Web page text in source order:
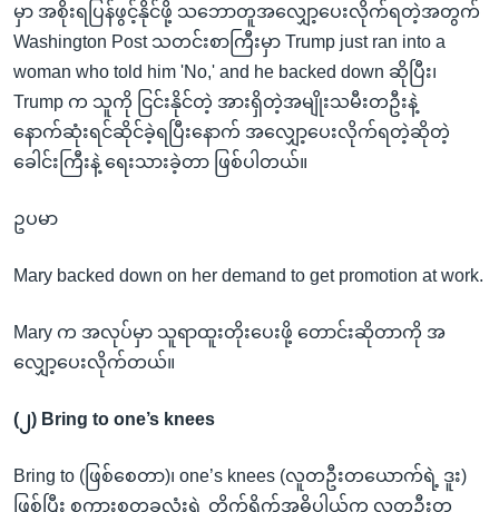
မှာ အစိုးရပြန်ဖွင့်နိုင်ဖို့ သဘောတူအလျှော့ပေးလိုက်ရတဲ့အတွက်
Washington Post သတင်းစာကြီးမှာ Trump just ran into a
woman who told him 'No,' and he backed down ဆိုပြီး၊
Trump က သူကို ငြင်းနိုင်တဲ့ အားရှိတဲ့အမျိုးသမီးတဦးနဲ့
နောက်ဆုံးရင်ဆိုင်ခဲ့ရပြီးနောက် အလျှော့ပေးလိုက်ရတဲ့ဆိုတဲ့
ခေါင်းကြီးနဲ့ ရေးသားခဲ့တာ ဖြစ်ပါတယ်။
ဥပမာ
Mary backed down on her demand to get promotion at work.
Mary က အလုပ်မှာ သူရာထူးတိုးပေးဖို့ တောင်းဆိုတာကို အ
လျှော့ပေးလိုက်တယ်။
(၂) Bring to one’s knees
Bring to (ဖြစ်စေတာ)၊ one’s knees (လူတဦးတယောက်ရဲ့ ဒူး)
ဖြစ်ပြီး စကားစုတခုလုံးရဲ့ တိုက်ရိုက်အဓိပ္ပါယ်က လူတဦးတ